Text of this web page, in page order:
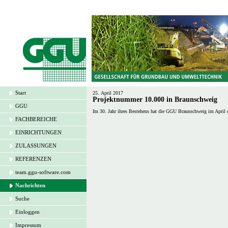
Start
GGU
FACHBEREICHE
EINRICHTUNGEN
ZULASSUNGEN
REFERENZEN
team.ggu-software.com
Nachrichten
Suche
Einloggen
Impressum
25. April 2017
Projektnummer 10.000 in Braunschweig
Im 30. Jahr ihres Bestehens hat die GGU Braunschweig im April